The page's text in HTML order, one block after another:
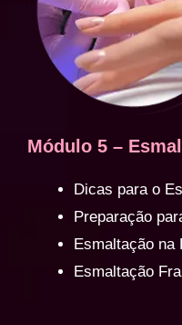
Módulo 5 –
Dicas para o
Preparação
Esmaltação na
Esmaltação